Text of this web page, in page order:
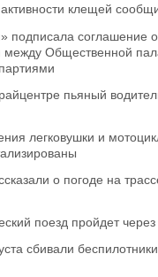
клещей
подписала соглашение о
между Общественной
пьяный
легковушки и
о погоде на
поезд пройдет
сбивали